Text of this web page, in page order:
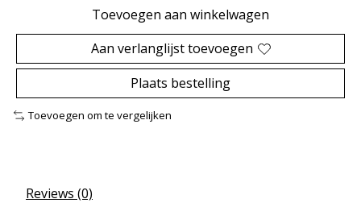
Toevoegen aan winkelwagen
Aan verlanglijst toevoegen
Plaats bestelling
Toevoegen om te vergelijken
Reviews (0)